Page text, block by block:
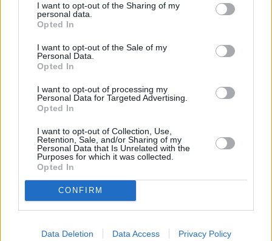
I want to opt-out of the Sharing of my
personal data.
Opted In
I want to opt-out of the Sale of my
Personal Data.
Opted In
I want to opt-out of processing my
Personal Data for Targeted Advertising.
Opted In
I want to opt-out of Collection, Use,
Retention, Sale, and/or Sharing of my
Personal Data that Is Unrelated with the
Purposes for which it was collected.
Opted In
CONFIRM
Data Deletion Data Access Privacy Policy
Πριν 6 ημέρες
Διαφήμιση